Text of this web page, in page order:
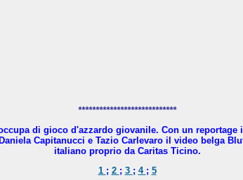
****************************
di gioco d'azzardo giovanile. Con un reportage
Capitanucci e Tazio Carlevaro il video belga
italiano proprio da Caritas Ticino.
1 ; 2 ; 3 ; 4 ; 5